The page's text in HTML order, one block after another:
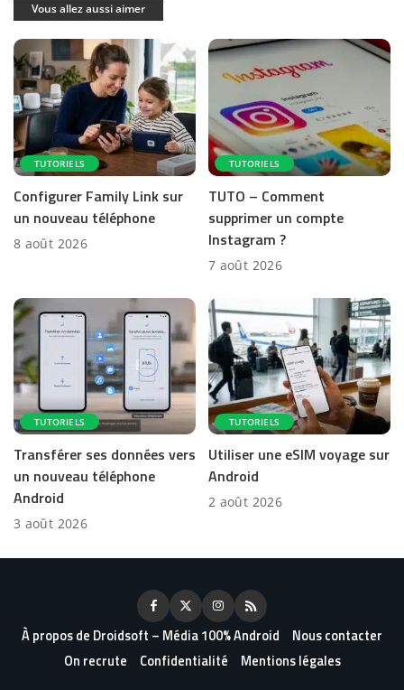
Vous allez aussi aimer
TUTORIELS
Configurer Family Link sur
un nouveau téléphone
8 août 2026
TUTORIELS
TUTO – Comment
supprimer un compte
Instagram ?
7 août 2026
TUTORIELS
Transférer ses données vers
un nouveau téléphone
Android
3 août 2026
TUTORIELS
Utiliser une eSIM voyage sur
Android
2 août 2026
À propos de Droidsoft – Média 100% Android
Nous contacter
On recrute
Confidentialité Mentions légales